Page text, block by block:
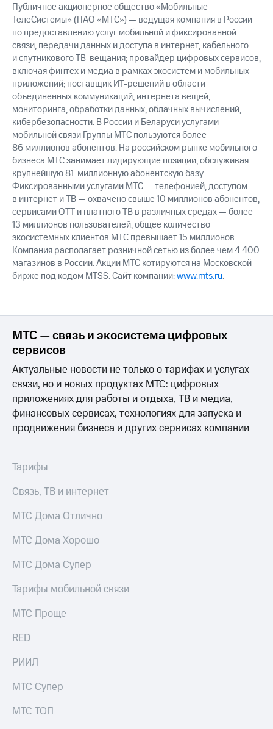
о
погашении
именных
облигаций
Другое
Регистратор
Реквизиты
Контакты
развитие
деловая этика
На главную
Публичное акционерное общество «Мобильные
ТелеСистемы» (ПАО «МТС») — ведущая компания в России
по предоставлению услуг мобильной и фиксированной
связи, передачи данных и доступа в интернет, кабельного
и спутникового ТВ-вещания; провайдер цифровых сервисов,
включая финтех и медиа в рамках экосистем и мобильных
приложений; поставщик ИТ-решений в области
объединенных коммуникаций, интернета вещей,
мониторинга, обработки данных, облачных вычислений,
кибербезопасности. В России и Беларуси услугами
мобильной связи Группы МТС пользуются более
86 миллионов абонентов. На российском рынке мобильного
бизнеса МТС занимает лидирующие позиции, обслуживая
крупнейшую 81-миллионную абонентскую базу.
Фиксированными услугами МТС — телефонией, доступом
в интернет и ТВ — охвачено свыше 10 миллионов абонентов,
сервисами OTT и платного ТВ в различных средах — более
13 миллионов пользователей, общее количество
экосистемных клиентов МТС превышает 15 миллионов.
Компания располагает розничной сетью из более чем 4 400
магазинов в России. Акции МТС котируются на Московской
бирже под кодом MTSS. Сайт компании:www.mts.ru.
МТС — связь и экосистема цифровых
сервисов
Актуальные новости не только о тарифах и услугах
связи, но и новых продуктах МТС: цифровых
приложениях для работы и отдыха, ТВ и медиа,
финансовых сервисах, технологиях для запуска и
продвижения бизнеса и других сервисах компании
Тарифы
Связь, ТВ и интернет
МТС Дома Отлично
МТС Дома Хорошо
МТС Дома Супер
Тарифы мобильной связи
МТС Проще
RED
РИИЛ
МТС Супер
МТС ТОП